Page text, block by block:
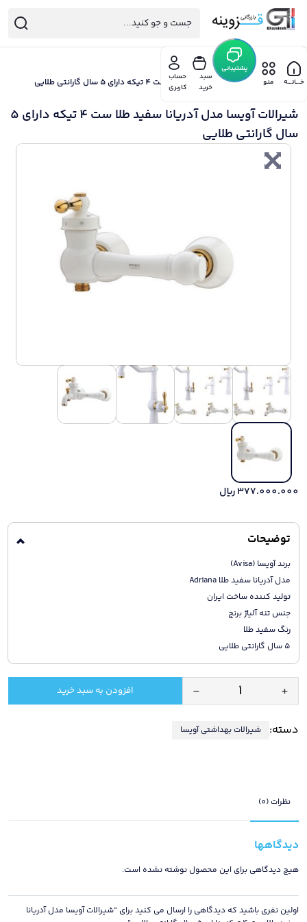
خـــانـــه منو
پشتیبانی
سبد
خرید
حساب
کاربری
خانه
شیرالات بهداشتی آویسا
/ شیرالات آویسا مدل آدریانا سفید طلا ست 4 تیکه دارای 5 سال گارانتی طلایی
شیرالات آویسا مدل آدریانا سفید طلا ست 4 تیکه دارای 5
سال گارانتی طلایی
377.000.000ریال
توضیحات
برند آویسا (Avisa)
مدل آدریانا سفید طلا Adriana
تولید کننده ساخت ایران
جنس تنه آلیاژ برنج
رنگ سفید طلا
5 سال گارانتی طلایی
شیرالات
مدل
ست
4
تیکه
دارای
5
گارانتی
+
- افزودن به سبد خرید
دسته: شیرالات بهداشتی آویسا
نظرات (0)
دیدگاهها
هیچ دیدگاهی برای این محصول نوشته نشده است.
اولین نفری باشید که دیدگاهی را ارسال می کنید برای “شیرالات آویسا مدل آدریانا